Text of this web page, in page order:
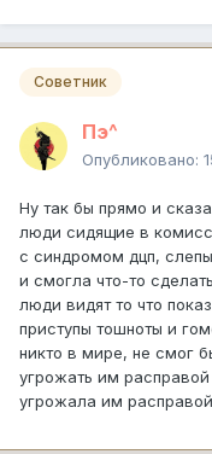
Советник
Пэ^
Опубликовано:
Ну так бы прямо и
люди сидящие в
с синдромом дцп,
и смогла что-то
люди видят то что
приступы тошноты и
никто в мире, не смог
угрожать им
угрожала им